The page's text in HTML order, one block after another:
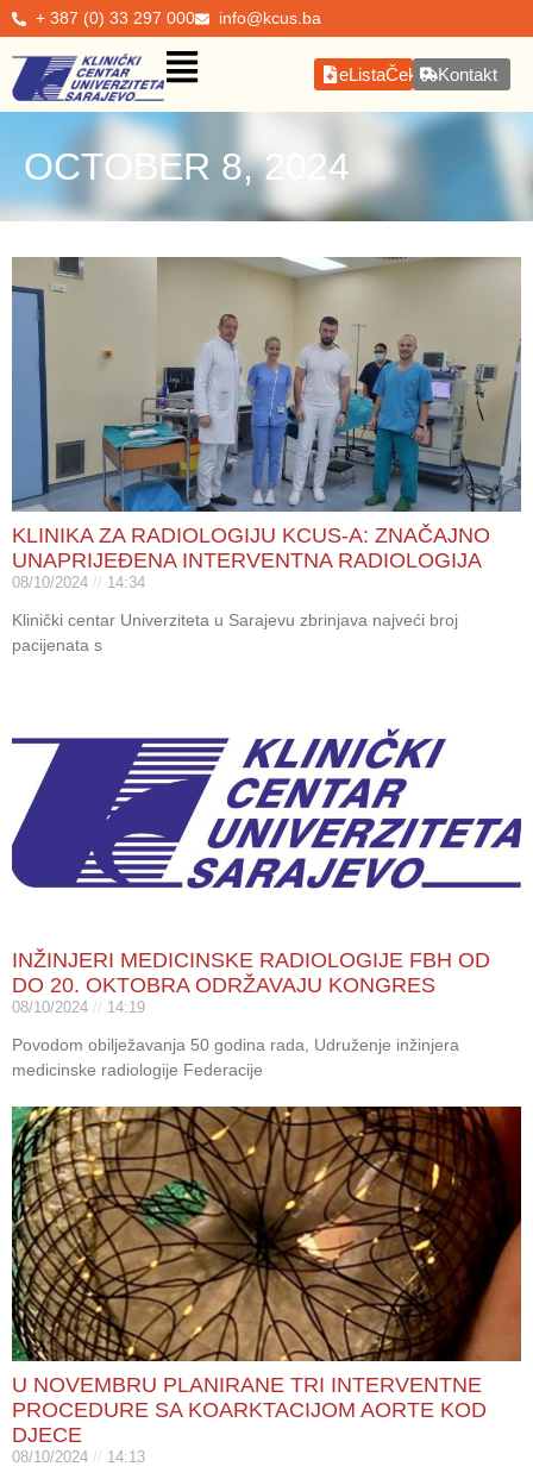
+ 387 (0) 33 297 000 info@kcus.ba
eListaČekanjaKontakt
OCTOBER 8, 2024
KLINIKA ZA RADIOLOGIJU KCUS-A: ZNAČAJNO
UNAPRIJEĐENA INTERVENTNA RADIOLOGIJA
08/10/2024 14:34
Klinički centar Univerziteta u Sarajevu zbrinjava najveći broj
pacijenata s
INŽINJERI MEDICINSKE RADIOLOGIJE FBH OD
DO 20. OKTOBRA ODRŽAVAJU KONGRES
08/10/2024 14:19
Povodom obilježavanja 50 godina rada, Udruženje inžinjera
medicinske radiologije Federacije
U NOVEMBRU PLANIRANE TRI INTERVENTNE
PROCEDURE SA KOARKTACIJOM AORTE KOD
DJECE
08/10/2024 14:13